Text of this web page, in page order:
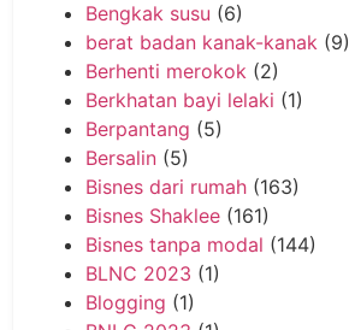
Bengkak susu (6)
berat badan kanak-kanak (9)
Berhenti merokok (2)
Berkhatan bayi lelaki (1)
Berpantang (5)
Bersalin (5)
Bisnes dari rumah (163)
Bisnes Shaklee (161)
Bisnes tanpa modal (144)
BLNC 2023 (1)
Blogging (1)